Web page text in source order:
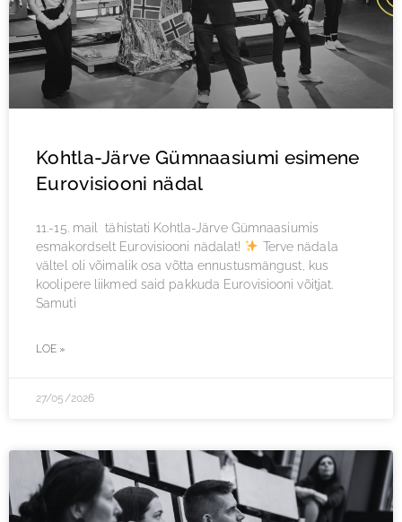
Kohtla-Järve Gümnaasiumi esimene
Eurovisiooni nädal
11.-15. mail tähistati Kohtla-Järve Gümnaasiumis
esmakordselt Eurovisiooni nädalat!
Terve nädala
vältel oli võimalik osa võtta ennustusmängust, kus
koolipere liikmed said pakkuda Eurovisiooni võitjat.
Samuti
LOE »
27/05/2026